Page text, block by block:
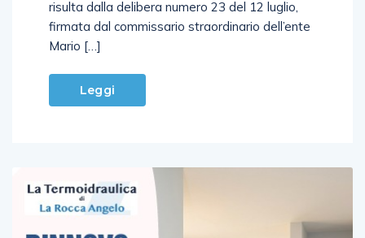
firmata dal commissario straordinario dell’ente
Mario […]
Leggi